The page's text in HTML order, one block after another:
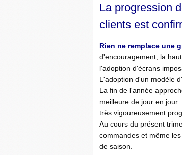
La progression
clients est
Rien ne remplace une
d'encouragement, la
l'adoption d'écrans
L'adoption d'un modèle
La fin de l'année
meilleure de jour en
très vigoureusement
Au cours du présent
commandes et même
de saison.